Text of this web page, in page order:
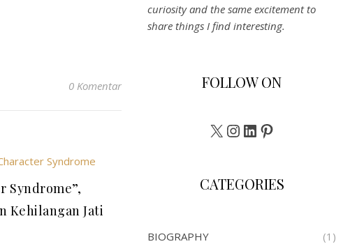
0 Komentar
Syndrome”,
Kehilangan Jati
curiosity and the same excitement to
share things I find interesting.
FOLLOW ON
X Instagram
LinkedInPinterest
CATEGORIES
BIOGRAPHY (1)